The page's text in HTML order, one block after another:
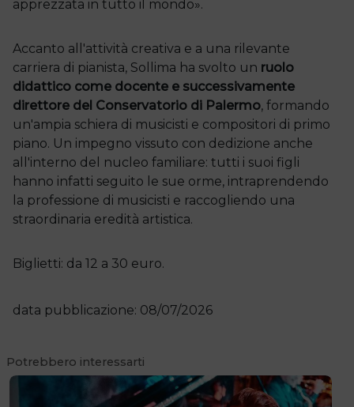
apprezzata in tutto il mondo».
Accanto all'attività creativa e a una rilevante
carriera di pianista, Sollima ha svolto un ruolo
didattico come docente e successivamente
direttore del Conservatorio di Palermo, formando
un'ampia schiera di musicisti e compositori di primo
piano. Un impegno vissuto con dedizione anche
all'interno del nucleo familiare: tutti i suoi figli
hanno infatti seguito le sue orme, intraprendendo
la professione di musicisti e raccogliendo una
straordinaria eredità artistica.
Biglietti: da 12 a 30 euro.
data pubblicazione: 08/07/2026
Potrebbero interessarti